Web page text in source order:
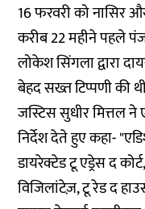
16 फरवरी को नासिर
करीब 22 महीने पहले
लोकेश सिंगला द्वारा
बेहद सख्त टिप्पणी की
जस्टिस सुधीर मित्तल
निर्देश देते हुए कहा-
डायरेक्टेड टू एड्रेस द
विजिलांटेज़, टू रेड द